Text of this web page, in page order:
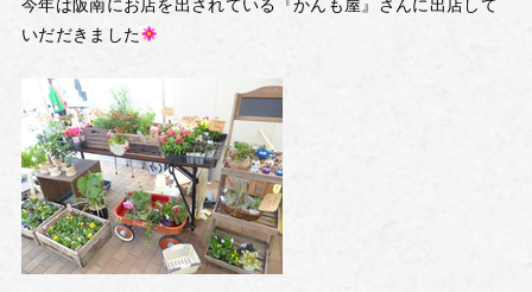
今年は阪南にお店を出されている『かんも屋』さんに出店して
いだだきました